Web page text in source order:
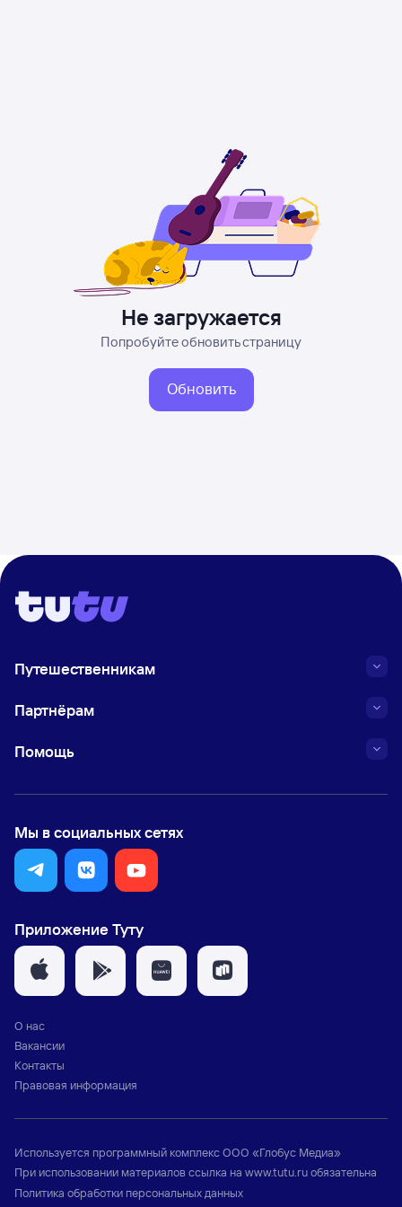
Не загружается
Попробуйте обновить страницу
Обновить
Путешественникам
Партнёрам
Помощь
Мы в социальных сетях
Приложение Туту
О нас
Вакансии
Контакты
Правовая информация
Используется программный комплексООО «Глобус Медиа»
При использовании материалов ссылка на www.tutu.ruобязательна
Политика обработки персональных данных